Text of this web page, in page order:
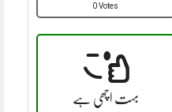
0 Votes
بہت اچھی ہے